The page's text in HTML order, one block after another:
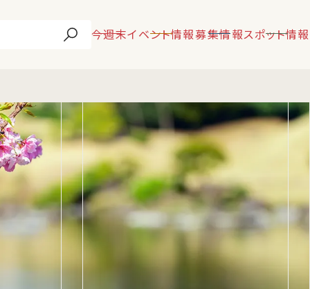
今週末イベント情報募集情報スポット情報